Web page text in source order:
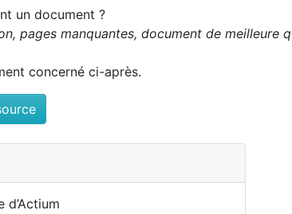
un document ?
pages manquantes, document de meilleure
concerné ci-après.